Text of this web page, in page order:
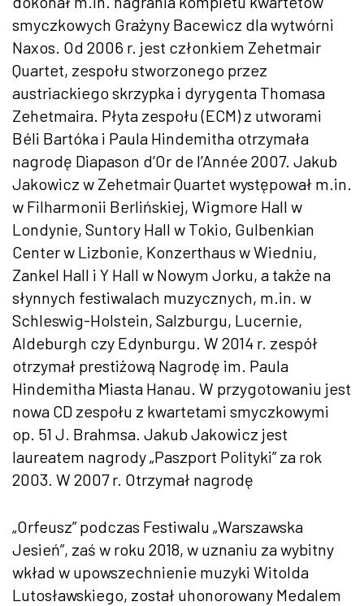
smyczkowych Grażyny Bacewicz dla wytwórni
Naxos. Od 2006 r. jest członkiem Zehetmair
Quartet, zespołu stworzonego przez
austriackiego skrzypka i dyrygenta Thomasa
Zehetmaira. Płyta zespołu (ECM) z utworami
Béli Bartóka i Paula Hindemitha otrzymała
nagrodę Diapason d’Or de l’Année 2007. Jakub
Jakowicz w Zehetmair Quartet występował m.in.
w Filharmonii Berlińskiej, Wigmore Hall w
Londynie, Suntory Hall w Tokio, Gulbenkian
Center w Lizbonie, Konzerthaus w Wiedniu,
Zankel Hall i Y Hall w Nowym Jorku, a także na
słynnych festiwalach muzycznych, m.in. w
Schleswig-Holstein, Salzburgu, Lucernie,
Aldeburgh czy Edynburgu. W 2014 r. zespół
otrzymał prestiżową Nagrodę im. Paula
Hindemitha Miasta Hanau. W przygotowaniu jest
nowa CD zespołu z kwartetami smyczkowymi
op. 51 J. Brahmsa. Jakub Jakowicz jest
laureatem nagrody „Paszport Polityki” za rok
2003. W 2007 r. Otrzymał nagrodę
„Orfeusz” podczas Festiwalu „Warszawska
Jesień”, zaś w roku 2018, w uznaniu za wybitny
wkład w upowszechnienie muzyki Witolda
Lutosławskiego, został uhonorowany Medalem